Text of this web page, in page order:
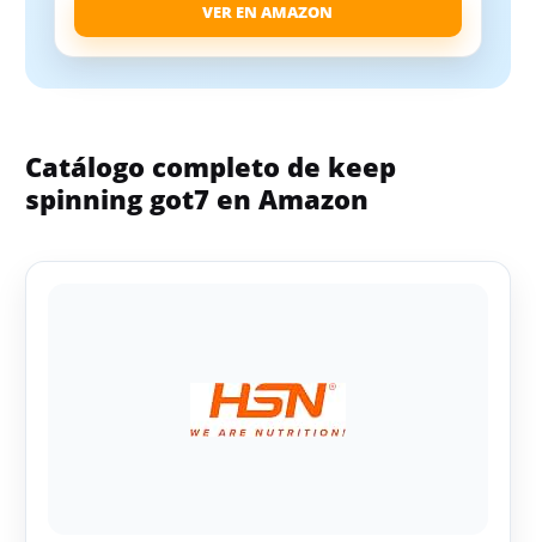
VER EN AMAZON
Catálogo completo de keep
spinning got7 en Amazon